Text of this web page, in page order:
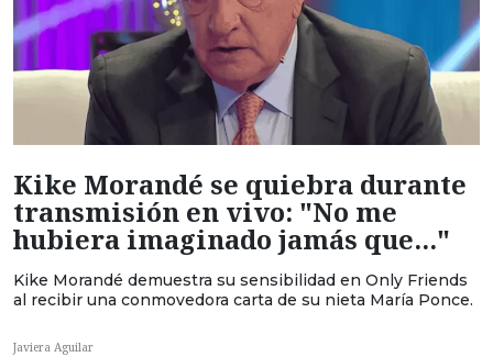
Kike Morandé se quiebra durante
transmisión en vivo: "No me
hubiera imaginado jamás que..."
Kike Morandé demuestra su sensibilidad en Only Friends
al recibir una conmovedora carta de su nieta María Ponce.
Javiera Aguilar